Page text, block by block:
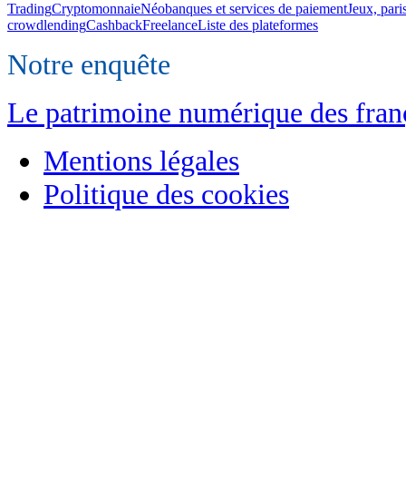
TradingCryptomonnaieNéobanques et services de paiementJeux,
crowdlendingCashbackFreelanceListe des plateformes
Notre enquête
Le patrimoine numérique des
Mentions légales
Politique des cookies